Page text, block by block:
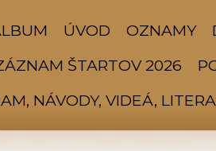
ÚVOD OZNAMY
ŠTARTOV 2026
NÁVODY, VIDEÁ,